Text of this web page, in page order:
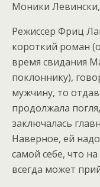
Моники
Режиссер Фриц
короткий роман
время свидания
поклоннику),
мужчину, то
продолжала
заключалась
Наверное, ей
самой себе, что
всегда может